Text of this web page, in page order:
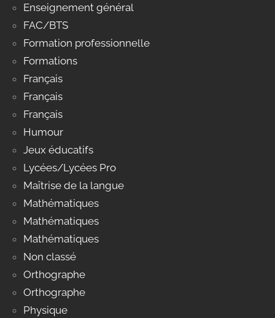
Enseignement général
FAC/BTS
Formation professionnelle
Formations
Français
Français
Français
Humour
Jeux éducatifs
Lycées/Lycées Pro
Maîtrise de la langue
Mathématiques
Mathématiques
Mathématiques
Non classé
Orthographe
Orthographe
Physique